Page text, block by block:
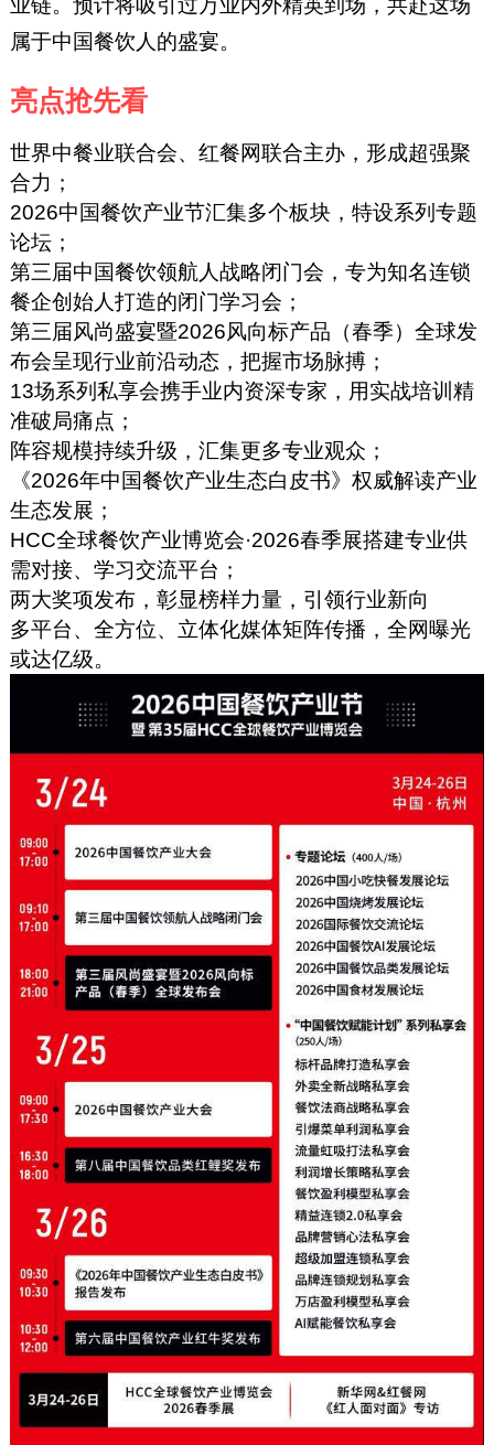
属于中国餐饮人的盛宴。
亮点抢先看
世界中餐业联合会、红餐网联合主办，形成超强聚
合力；
2026中国餐饮产业节汇集多个板块，特设系列专题
论坛；
第三届中国餐饮领航人战略闭门会，专为知名连锁
餐企创始人打造的闭门学习会；
第三届风尚盛宴暨2026风向标产品（春季）全球发
布会呈现行业前沿动态，把握市场脉搏；
13场系列私享会携手业内资深专家，用实战培训精
准破局痛点；
阵容规模持续升级，汇集更多专业观众；
《2026年中国餐饮产业生态白皮书》权威解读产业
生态发展；
HCC全球餐饮产业博览会·2026春季展搭建专业供
需对接、学习交流平台；
两大奖项发布，彰显榜样力量，引领行业新向
多平台、全方位、立体化媒体矩阵传播，全网曝光
或达亿级。